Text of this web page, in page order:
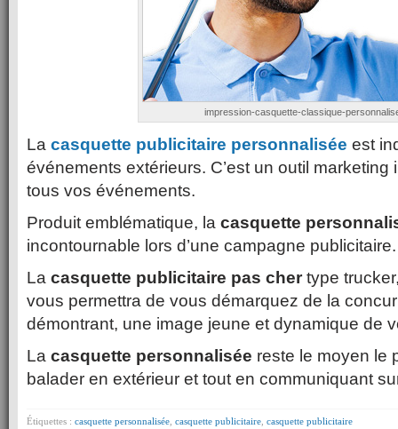
impression-casquette-classique-
La casquette publicitaire personnalisée est
événements extérieurs. C’est un outil
tous vos événements.
Produit emblématique, la casquette
incontournable lors d’une campagne publicitaire.
La casquette publicitaire pas chertype
vous permettra de vous démarquez de la
démontrant, une image jeune et dynamique de
La casquette personnalisée reste le moyen le
balader en extérieur et tout en communiquant
Étiquettes : casquette personnalisée casquette publicitaire casquette publicitaire